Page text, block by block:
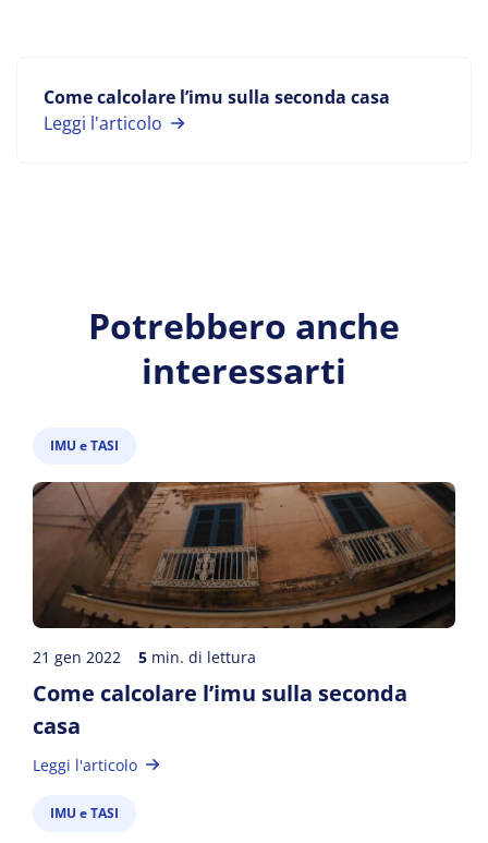
Come calcolare l’imu sulla seconda casa
Leggi l'articolo
Potrebbero anche
interessarti
IMU e TASI
21 gen 2022 5 min. di lettura
Come calcolare l’imu sulla seconda
casa
Leggi l'articolo
IMU e TASI